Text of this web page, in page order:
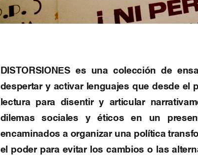
DISTORSIONES es una colección de
despertar y activar lenguajes que desde el
lectura para disentir y articular
dilemas sociales y éticos en un
encaminados a organizar una política
el poder para evitar los cambios o las